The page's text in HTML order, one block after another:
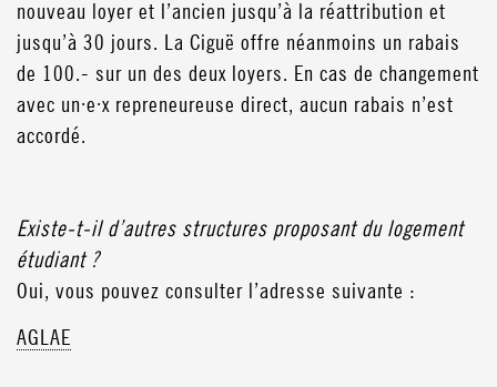
nouveau loyer et l’ancien jusqu’à la réattribution et
jusqu’à 30 jours. La Ciguë offre néanmoins un rabais
de 100.- sur un des deux loyers. En cas de changement
avec un·e·x repreneureuse direct, aucun rabais n’est
accordé.
Existe-t-il d’autres structures proposant du logement
étudiant ?
Oui, vous pouvez consulter l’adresse suivante :
AGLAE